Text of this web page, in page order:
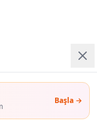
Başla →